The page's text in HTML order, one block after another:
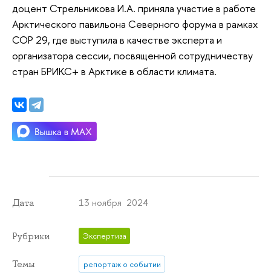
доцент Стрельникова И.А. приняла участие в работе
Арктического павильона Северного форума в рамках
COP 29, где выступила в качестве эксперта и
организатора сессии, посвященной сотрудничеству
стран БРИКС+ в Арктике в области климата.
Дата 13 ноября 2024
Рубрики Экспертиза
Темы репортаж о событии